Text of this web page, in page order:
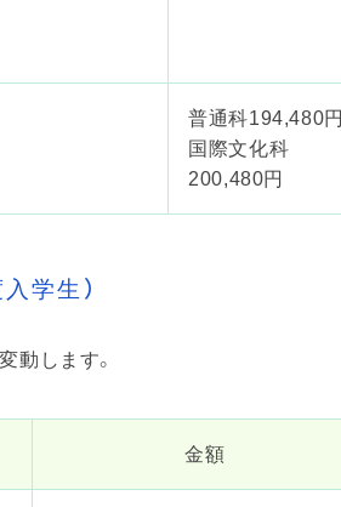
普通科194,480円
国際文化科
200,480円
学生）
動します。
金額